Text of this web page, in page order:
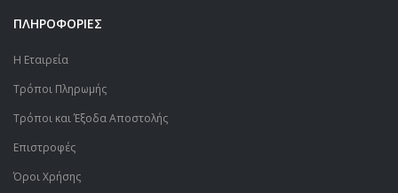
ΠΛΗΡΟΦΟΡΙΕΣ
Η Εταιρεία
Τρόποι Πληρωμής
Τρόποι και Έξοδα Αποστολής
Επιστροφές
Όροι Χρήσης